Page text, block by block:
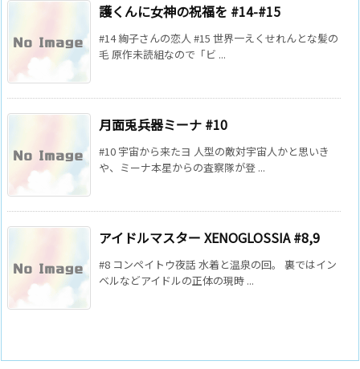
護くんに女神の祝福を #14-#15
#14 絢子さんの恋人 #15 世界一えくせれんとな髪の
毛 原作未読組なので「ビ ...
月面兎兵器ミーナ #10
#10 宇宙から来たヨ 人型の敵対宇宙人かと思いき
や、ミーナ本星からの査察隊が登 ...
アイドルマスター XENOGLOSSIA #8,9
#8 コンペイトウ夜話 水着と温泉の回。 裏ではイン
ベルなどアイドルの正体の現時 ...